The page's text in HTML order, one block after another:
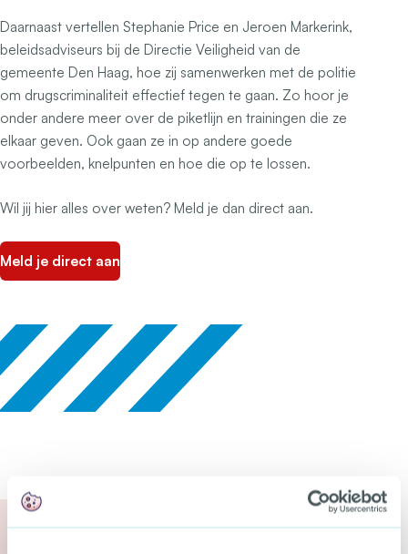
Daarnaast vertellen Stephanie Price en Jeroen Markerink,
beleidsadviseurs bij de Directie Veiligheid van de
gemeente Den Haag, hoe zij samenwerken met de politie
om drugscriminaliteit effectief tegen te gaan. Zo hoor je
onder andere meer over de piketlijn en trainingen die ze
elkaar geven. Ook gaan ze in op andere goede
voorbeelden, knelpunten en hoe die op te lossen.
Wil jij hier alles over weten? Meld je dan direct aan.
Meld je direct aan